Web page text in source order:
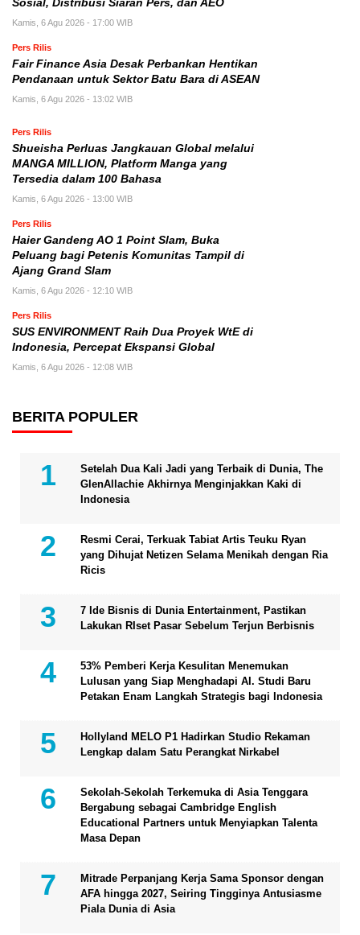
Sosial, Distribusi Siaran Pers, dan AEO
Kamis, 6 Agu 2026 - 17:00 WIB
Pers Rilis
Fair Finance Asia Desak Perbankan Hentikan
Pendanaan untuk Sektor Batu Bara di ASEAN
Kamis, 6 Agu 2026 - 13:02 WIB
Pers Rilis
Shueisha Perluas Jangkauan Global melalui
MANGA MILLION, Platform Manga yang
Tersedia dalam 100 Bahasa
Kamis, 6 Agu 2026 - 13:00 WIB
Pers Rilis
Haier Gandeng AO 1 Point Slam, Buka
Peluang bagi Petenis Komunitas Tampil di
Ajang Grand Slam
Kamis, 6 Agu 2026 - 12:10 WIB
Pers Rilis
SUS ENVIRONMENT Raih Dua Proyek WtE di
Indonesia, Percepat Ekspansi Global
Kamis, 6 Agu 2026 - 12:08 WIB
BERITA POPULER
Setelah Dua Kali Jadi yang Terbaik di Dunia, The
GlenAllachie Akhirnya Menginjakkan Kaki di
Indonesia
Resmi Cerai, Terkuak Tabiat Artis Teuku Ryan
yang Dihujat Netizen Selama Menikah dengan Ria
Ricis
7 Ide Bisnis di Dunia Entertainment, Pastikan
Lakukan RIset Pasar Sebelum Terjun Berbisnis
53% Pemberi Kerja Kesulitan Menemukan
Lulusan yang Siap Menghadapi AI. Studi Baru
Petakan Enam Langkah Strategis bagi Indonesia
Hollyland MELO P1 Hadirkan Studio Rekaman
Lengkap dalam Satu Perangkat Nirkabel
Sekolah-Sekolah Terkemuka di Asia Tenggara
Bergabung sebagai Cambridge English
Educational Partners untuk Menyiapkan Talenta
Masa Depan
Mitrade Perpanjang Kerja Sama Sponsor dengan
AFA hingga 2027, Seiring Tingginya Antusiasme
Piala Dunia di Asia